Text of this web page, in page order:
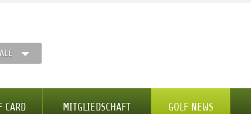
CARD MITGLIEDSCHAFT GOLF NEWS